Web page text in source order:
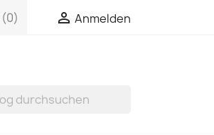
(0)  Anmelden